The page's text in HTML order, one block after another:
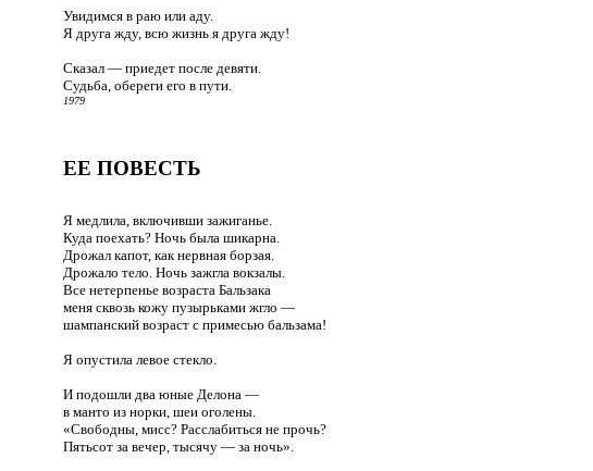
Увидимся в раю или аду.
Я друга жду, всю жизнь я друга жду!
Сказал — приедет после девяти.
Судьба, обереги его в пути.
1979
ЕЕ ПОВЕСТЬ
Я медлила, включивши зажиганье.
Куда поехать? Ночь была шикарна.
Дрожал капот, как нервная борзая.
Дрожало тело. Ночь зажгла вокзалы.
Все нетерпенье возраста Бальзака
меня сквозь кожу пузырьками жгло —
шампанский возраст с примесью бальзама!
Я опустила левое стекло.
И подошли два юные Делона —
в манто из норки, шеи оголены.
«Свободны, мисс? Расслабиться не прочь?
Пятьсот за вечер, тысячу — за ночь».